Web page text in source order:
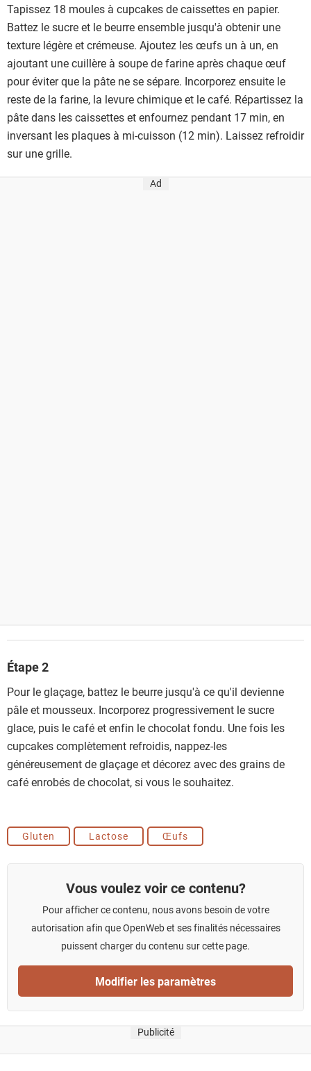
Tapissez 18 moules à cupcakes de caissettes en papier.
Battez le sucre et le beurre ensemble jusqu'à obtenir une
texture légère et crémeuse. Ajoutez les œufs un à un, en
ajoutant une cuillère à soupe de farine après chaque œuf
pour éviter que la pâte ne se sépare. Incorporez ensuite le
reste de la farine, la levure chimique et le café. Répartissez la
pâte dans les caissettes et enfournez pendant 17 min, en
inversant les plaques à mi-cuisson (12 min). Laissez refroidir
sur une grille.
Ad
Étape 2
Pour le glaçage, battez le beurre jusqu'à ce qu'il devienne
pâle et mousseux. Incorporez progressivement le sucre
glace, puis le café et enfin le chocolat fondu. Une fois les
cupcakes complètement refroidis, nappez-les
généreusement de glaçage et décorez avec des grains de
café enrobés de chocolat, si vous le souhaitez.
Gluten Lactose Œufs
Vous voulez voir ce contenu?
Pour afficher ce contenu, nous avons besoin de votre
autorisation afin que OpenWeb et ses finalités nécessaires
puissent charger du contenu sur cette page.
Modifier les paramètres
Publicité